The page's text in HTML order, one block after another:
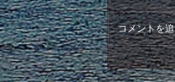
7月12日
コメントを